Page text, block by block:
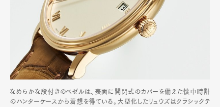
なめらかな段付きのベゼルは、表面に開閉式のカバーを備えた懐中時計
のハンターケースから着想を得ている。大型化したリュウズはクラシックテ